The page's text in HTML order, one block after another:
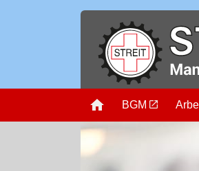
Startseite
BGM